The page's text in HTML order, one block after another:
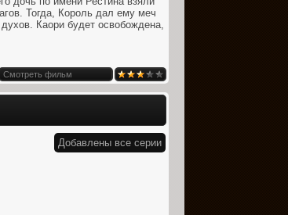
Тогда, Король дал ему меч
Каори будет освобождена,
Смотреть фильм
Добавлены все серии